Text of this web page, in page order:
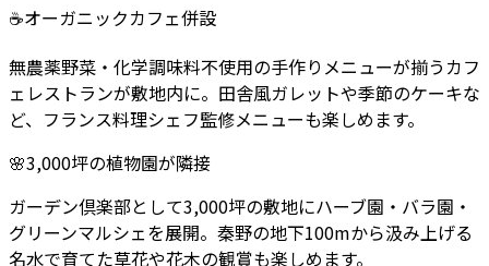
☕オーガニックカフェ併設
無農薬野菜・化学調味料不使用の手作りメニューが揃うカフ
ェレストランが敷地内に。田舎風ガレットや季節のケーキな
ど、フランス料理シェフ監修メニューも楽しめます。
🌸3,000坪の植物園が隣接
ガーデン倶楽部として3,000坪の敷地にハーブ園・バラ園・
グリーンマルシェを展開。秦野の地下100mから汲み上げる
名水で育てた草花や花木の観賞も楽しめます。